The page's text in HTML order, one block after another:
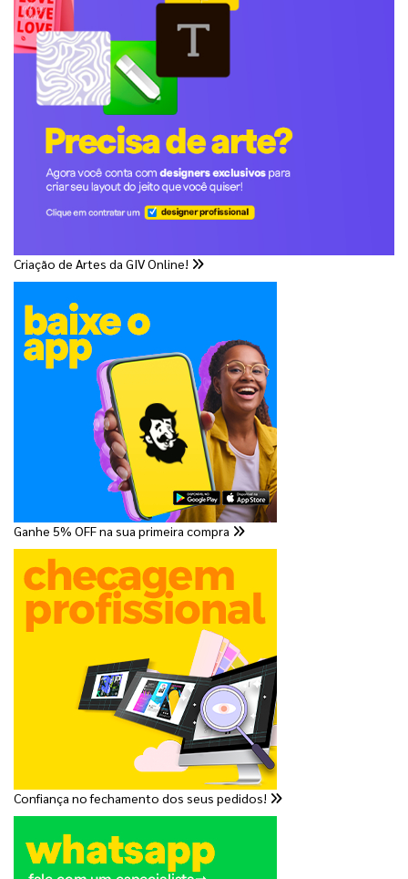
Criação de Artes da GIV Online!
Ganhe 5% OFF na sua primeira compra
Confiança no fechamento dos seus pedidos!